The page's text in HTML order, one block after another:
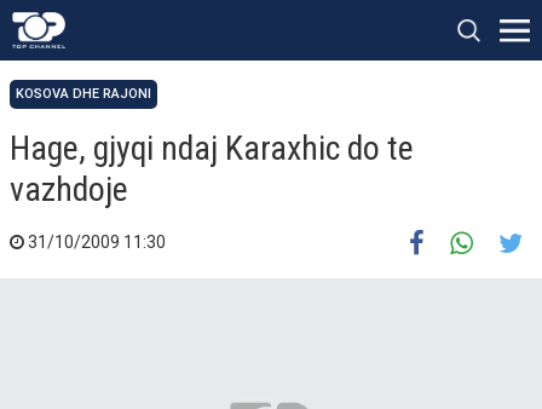
KOSOVA DHE RAJONI
Hage, gjyqi ndaj Karaxhic do te
vazhdoje
31/10/2009 11:30